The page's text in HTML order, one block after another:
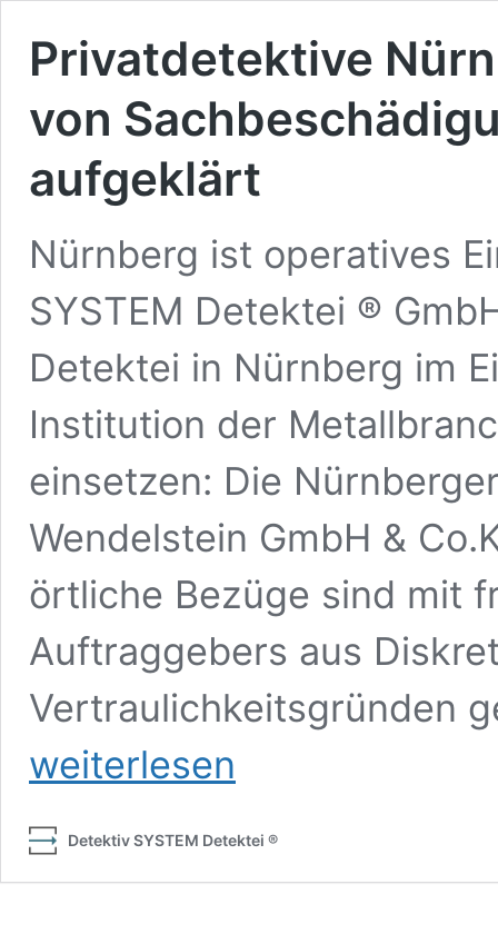
Privatdetektive
von
aufgeklärt
Nürnberg ist operatives
SYSTEM Detektei ®
Detektei in Nürnberg im
Institution der
einsetzen: Die
Wendelstein GmbH &
örtliche Bezüge sind mit
Auftraggebers aus
Vertraulichkeitsgründen
weiterlesen
Detektiv SYSTEM Detektei ®